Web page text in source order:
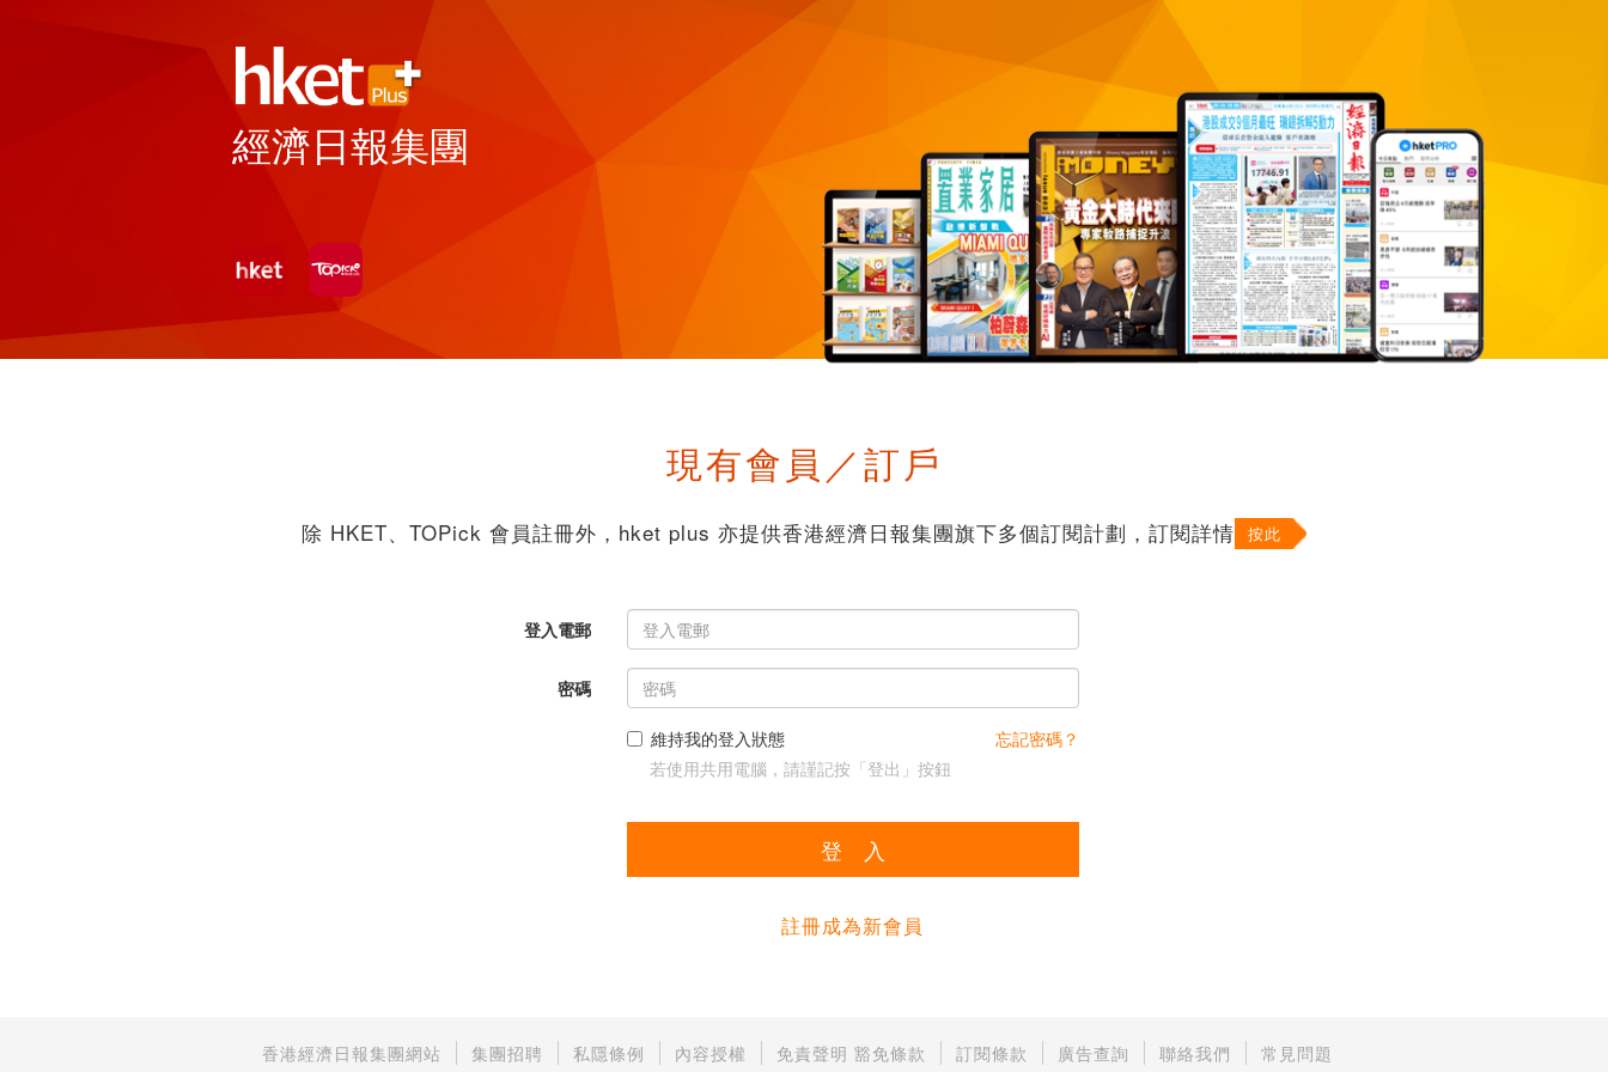
經濟日報集團
現有會員／訂戶
除 HKET、TOPick 會員註冊外，hket plus 亦提供香港經濟日報集團旗下多個訂閱計劃，訂閱詳情 按此
登入電郵
密碼
維持我的登入狀態
忘記密碼？
若使用共用電腦，請謹記按「登出」按鈕
登 入
註冊成為新會員
香港經濟日報集團網站 集團招聘 私隱條例 內容授權 免責聲明 豁免條款 訂閱條款 廣告查詢 聯絡我們 常見問題